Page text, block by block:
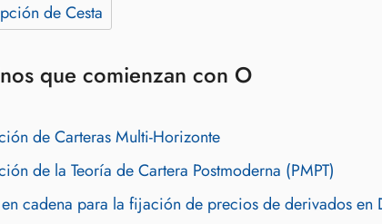
de Cesta
que comienzan con O
de Carteras Multi-Horizonte
de la Teoría de Cartera Postmoderna (PMPT)
cadena para la fijación de precios de derivados en